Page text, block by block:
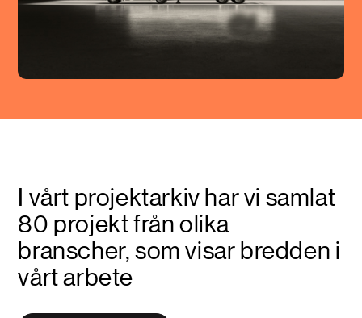
I vårt projektarkiv har vi samlat
80 projekt från olika
branscher, som visar bredden i
vårt arbete